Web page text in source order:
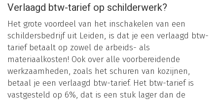
Verlaagd btw-tarief op schilderwerk?
Het grote voordeel van het inschakelen van een
schildersbedrijf uit Leiden, is dat je een verlaagd btw-
tarief betaalt op zowel de arbeids- als
materiaalkosten! Ook over alle voorbereidende
werkzaamheden, zoals het schuren van kozijnen,
betaal je een verlaagd btw-tarief. Het btw-tarief is
vastgesteld op 6%, dat is een stuk lager dan de